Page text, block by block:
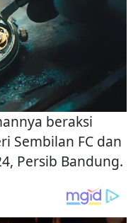
beraksi
Sembilan FC dan
Persib Bandung.